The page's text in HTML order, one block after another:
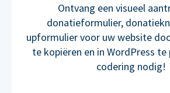
Ontvang een visueel
donatieformulier,
upformulier voor uw website
te kopiëren en in WordPress te
codering nodig!